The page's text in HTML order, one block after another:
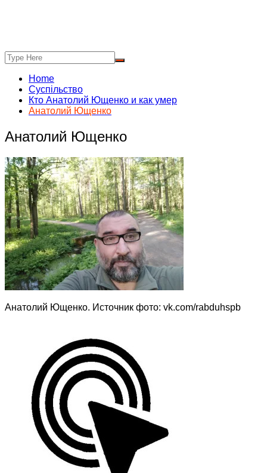
Home
Суспільство
Кто Анатолий Ющенко и как умер
Анатолий Ющенко
Анатолий Ющенко
Анатолий Ющенко. Источник фото: vk.com/rabduhspb